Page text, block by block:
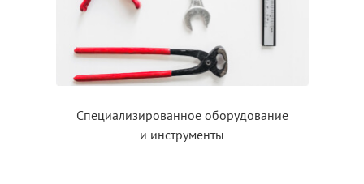
Специализированное оборудование
и инструменты